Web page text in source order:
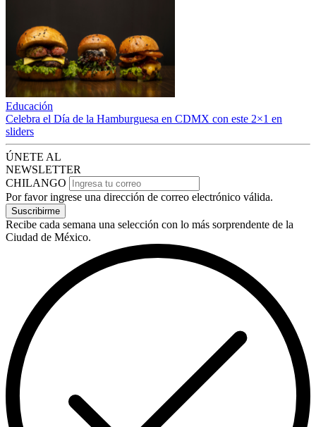
Educación
Celebra el Día de la Hamburguesa en CDMX con este 2×1 en
sliders
ÚNETE AL
NEWSLETTER
CHILANGO
Por favor ingrese una dirección de correo electrónico válida.
Suscribirme
Recibe cada semana una selección con lo más sorprendente de la
Ciudad de México.